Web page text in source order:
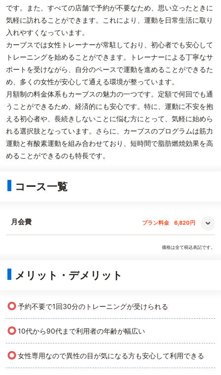
です。また、すべての店舗で予約が不要なため、思い立ったときに
気軽に訪れることができます。これにより、運動を日常生活に取り
入れやすくなっています。
カーブスでは女性トレーナーが常駐しており、初心者でも安心して
トレーニングを始めることができます。トレーナーによる丁寧なサ
ポートを受けながら、自分のペースで運動を進めることができるた
め、多くの女性が安心して通える環境が整っています。
月額制の料金体系もカーブスの魅力の一つです。定額で何回でも通
うことができるため、経済的にも安心です。特に、運動に不安を抱
える初心者や、長続きしないことに悩む方にとって、気軽に始めら
れる選択肢となっています。さらに、カーブスのプログラムは筋力
運動と有酸素運動を組み合わせており、短時間で脂肪燃焼効果を高
めることができるのも特長です。
コース一覧
月会費 プラン料金 6,820円
価格は全て税込表記です。
メリット・デメリット
○予約不要で1回30分のトレーニングが受けられる
○10代から90代まで利用者の年齢が幅広い
○女性専用なので異性の目が気になる方も安心して利用できる